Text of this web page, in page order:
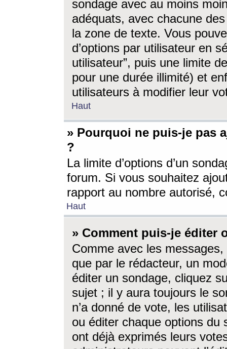
sondage avec au moins
adéquats, avec chacune
la zone de texte. Vous
d’options par utilisateur en
utilisateur”, puis une limite
pour une durée illimité) et
utilisateurs à modifier leur
Haut
» Pourquoi ne puis-je pas
?
La limite d’options d’un
forum. Si vous souhaitez
rapport au nombre autorisé,
Haut
» Comment puis-je éditer
Comme avec les
que par le rédacteur, un
éditer un sondage, cliquez
sujet ; il y aura toujours le
n’a donné de vote, les
ou éditer chaque options du
ont déjà exprimés leurs